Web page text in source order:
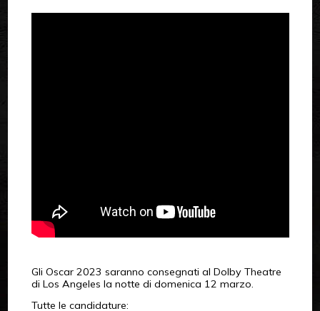
Gli Oscar 2023 saranno consegnati al Dolby Theatre
di Los Angeles la notte di domenica 12 marzo.
Tutte le candidature: